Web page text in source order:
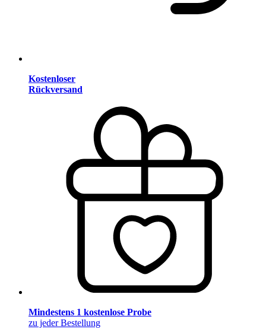
Kostenloser
Rückversand
Mindestens 1 kostenlose Probe
zu jeder Bestellung